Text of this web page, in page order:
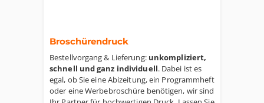
Broschürendruck
Bestellvorgang & Lieferung: unkompliziert,
schnell und ganz individuell. Dabei ist es
egal, ob Sie eine Abizeitung, ein Programmheft
oder eine Werbebroschüre benötigen, wir sind